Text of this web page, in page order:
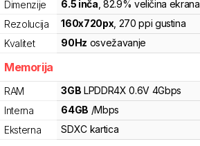
Dimenzije
6.5 inča , 82.9% veličina ekrana
Rezolucija
160x720px, 270 ppi gustina
Kvalitet
90Hz osvežavanje
Memorija
RAM 3GB LPDDR4X 0.6V 4Gbps
Interna
64GB /Mbps
Eksterna
SDXC kartica